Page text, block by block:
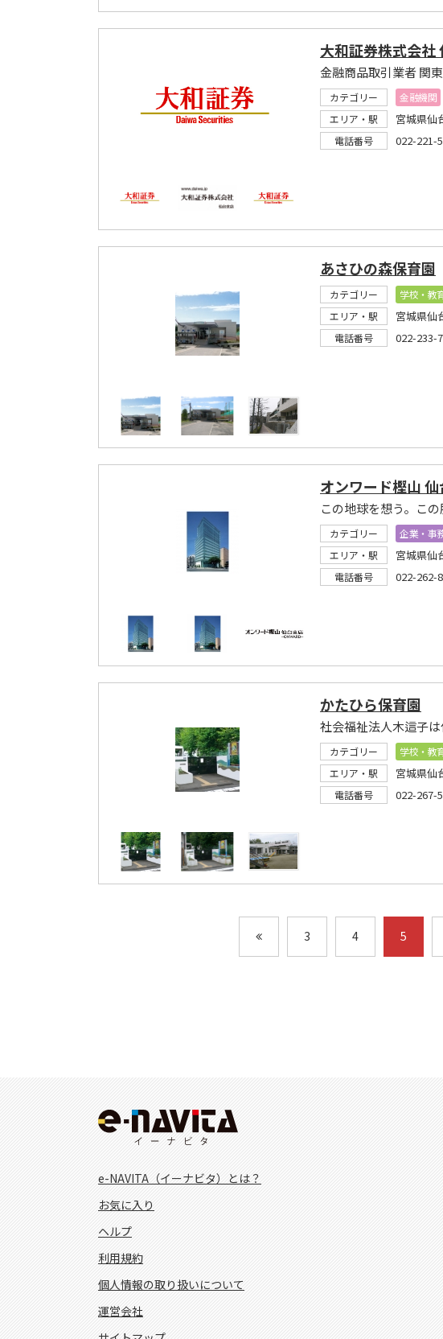
大和証券株式会社
金融商品取引業者 関
カテゴリー 金融機関
エリア・駅
宮城県仙
電話番号 022-221-
あさひの森保育園
カテゴリー 学校・教
エリア・駅
宮城県仙
電話番号 022-233-
オンワード樫山
この地球を想う。この
カテゴリー 企業・事
エリア・駅
宮城県仙
電話番号 022-262-
かたひら保育園
社会福祉法人木這子
カテゴリー 学校・教
エリア・駅
宮城県仙
電話番号 022-267-
3 4 5
e-NAVITA（イーナビタ）とは？
お気に入り
ヘルプ
利用規約
個人情報の取り扱いについて
運営会社